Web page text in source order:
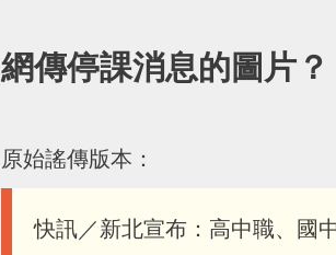
網傳停課消息的圖片？
原始謠傳版本：
快訊／新北宣布：高中職、國